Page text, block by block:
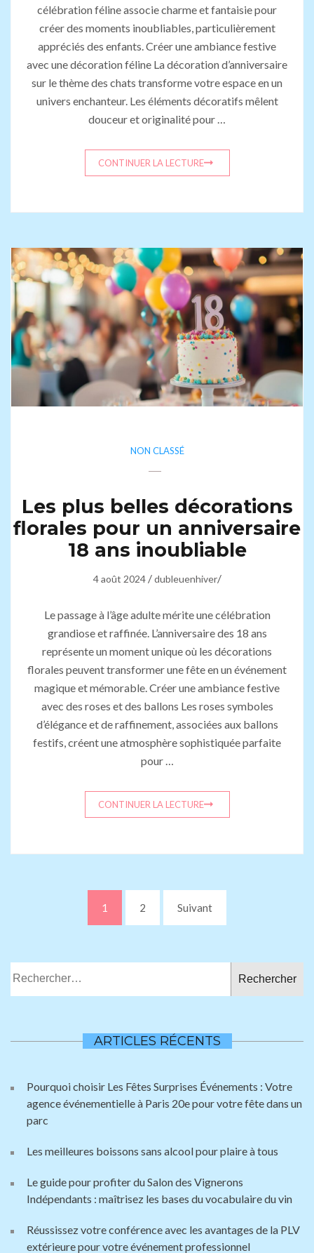
célébration féline associe charme et fantaisie pour
créer des moments inoubliables, particulièrement
appréciés des enfants. Créer une ambiance festive
avec une décoration féline La décoration d’anniversaire
sur le thème des chats transforme votre espace en un
univers enchanteur. Les éléments décoratifs mêlent
douceur et originalité pour …
CONTINUER LA LECTURE
NON CLASSÉ
Les plus belles décorations
florales pour un anniversaire
18 ans inoubliable
4 août 2024/dubleuenhiver/
Le passage à l’âge adulte mérite une célébration
grandiose et raffinée. L’anniversaire des 18 ans
représente un moment unique où les décorations
florales peuvent transformer une fête en un événement
magique et mémorable. Créer une ambiance festive
avec des roses et des ballons Les roses symboles
d’élégance et de raffinement, associées aux ballons
festifs, créent une atmosphère sophistiquée parfaite
pour …
CONTINUER LA LECTURE
Page
1 Page
2 Suivant
ARTICLES RÉCENTS
Pourquoi choisir Les Fêtes Surprises Événements : Votre
agence événementielle à Paris 20e pour votre fête dans un
parc
Les meilleures boissons sans alcool pour plaire à tous
Le guide pour profiter du Salon des Vignerons
Indépendants : maîtrisez les bases du vocabulaire du vin
Réussissez votre conférence avec les avantages de la PLV
extérieure pour votre événement professionnel